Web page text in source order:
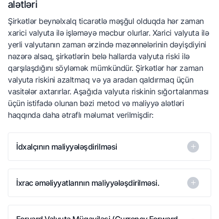
alətləri
Şirkətlər beynəlxalq ticarətlə məşğul olduqda hər zaman
xarici valyuta ilə işləməyə məcbur olurlar. Xarici valyuta ilə
yerli valyutanın zaman ərzində məzənnələrinin dəyişdiyini
nəzərə alsaq, şirkətlərin belə hallarda valyuta riski ilə
qarşılaşdığını söyləmək mümkündür. Şirkətlər hər zaman
valyuta riskini azaltmaq və ya aradan qaldırmaq üçün
vasitələr axtarırlar. Aşağıda valyuta riskinin sığortalanması
üçün istifadə olunan bəzi metod və maliyyə alətləri
haqqında daha ətraflı məlumat verilmişdir:
İdxalçının maliyyələşdirilməsi
üçün bank kreditlərindən istifadə edirlər. Beynəlxalq
ticarətlə məşğul olan şirkətlər belə bir suala cavab
İxrac əməliyyatlarının maliyyələşdirilməsi.